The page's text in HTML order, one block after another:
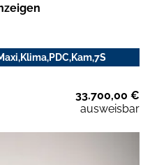
33.700,00 €
ausweisbar